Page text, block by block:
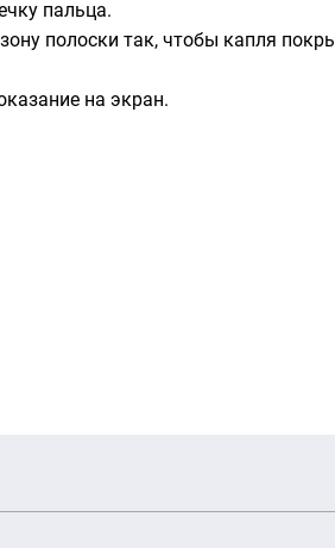
пальца.
полоски так, чтобы капля
на экран.